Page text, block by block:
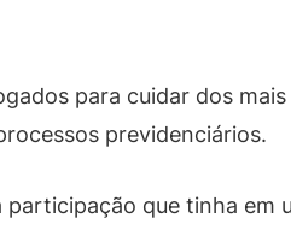
para cuidar dos
previdenciários.
participação que tinha em